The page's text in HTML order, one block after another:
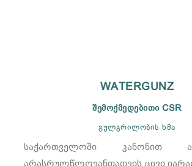
WATERGUNZ
შემოქმედებითი CSR
გულგრილობის ხმა
საქართველოში კანონით
არასრულწლოვანთათვის ცივი